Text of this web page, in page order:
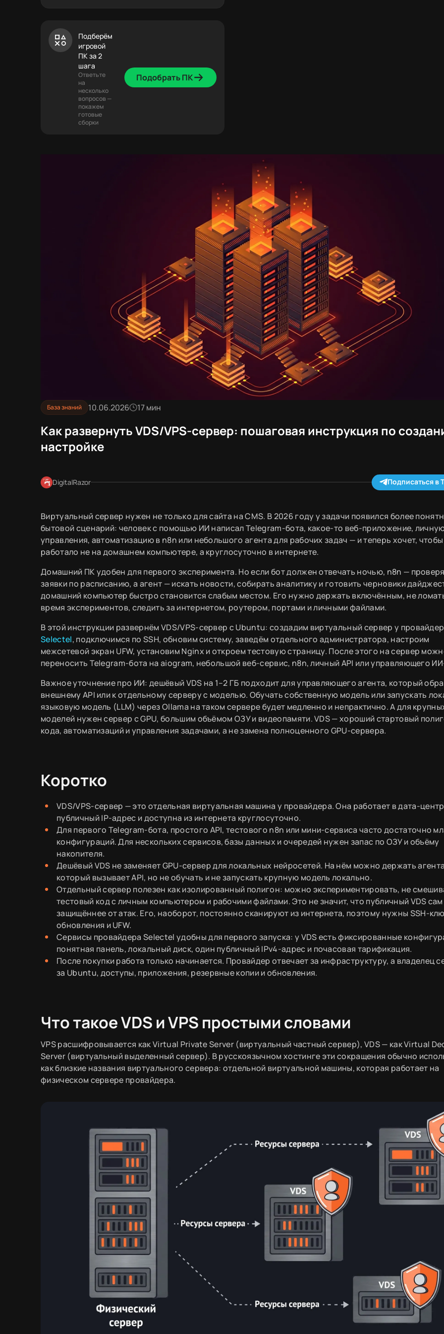
База знаний 10.06.2026 17 мин
Как развернуть VDS/VPS-сервер: пошаговая инструкция по
настройке
DigitalRazor Подписаться в
Заключение
Подберём
игровой
ПК за 2
шага
Ответьте
на
несколько
вопросов —
покажем
готовые
сборки
Подобрать ПК
Виртуальный сервер нужен не только для сайта на CMS. В 2026 году у задачи появился более
бытовой сценарий: человек с помощью ИИ написал Telegram-бота, какое-то веб-приложение,
управления, автоматизацию в n8n или небольшого агента для рабочих задач — и теперь хочет,
работало не на домашнем компьютере, а круглосуточно в интернете.
Домашний ПК удобен для первого эксперимента. Но если бот должен отвечать ночью, n8n —
заявки по расписанию, а агент — искать новости, собирать аналитику и готовить черновики
домашний компьютер быстро становится слабым местом. Его нужно держать включённым, не
время экспериментов, следить за интернетом, роутером, портами и личными файлами.
В этой инструкции развернём VDS/VPS-сервер с Ubuntu: создадим виртуальный сервер у
Selectel, подключимся по SSH, обновим систему, заведём отдельного администратора, настроим
межсетевой экран UFW, установим Nginx и откроем тестовую страницу. После этого на сервер
переносить Telegram-бота на aiogram, небольшой веб-сервис, n8n, личный API или управляющего
Важное уточнение про ИИ: дешёвый VDS на 1–2 ГБ подходит для управляющего агента, который
внешнему API или к отдельному серверу с моделью. Обучать собственную модель или запускать
языковую модель (LLM) через Ollama на таком сервере будет медленно и непрактично. А для
моделей нужен сервер с GPU, большим объёмом ОЗУ и видеопамяти. VDS — хороший стартовый
кода, автоматизаций и управления задачами, а не замена полноценного GPU-сервера.
Коротко
VDS/VPS-сервер — это отдельная виртуальная машина у провайдера. Она работает в дата-
публичный IP-адрес и доступна из интернета круглосуточно.
Для первого Telegram-бота, простого API, тестового n8n или мини-сервиса часто достаточно
конфигураций. Для нескольких сервисов, базы данных и очередей нужен запас по ОЗУ и объёму
накопителя.
Дешёвый VDS не заменяет GPU-сервер для локальных нейросетей. На нём можно держать
который вызывает API, но не обучать и не запускать крупную модель локально.
Отдельный сервер полезен как изолированный полигон: можно экспериментировать, не
тестовый код с личным компьютером и рабочими файлами. Это не значит, что публичный VDS
защищённее от атак. Его, наоборот, постоянно сканируют из интернета, поэтому нужны SSH-
обновления и UFW.
Сервисы провайдера Selectel удобны для первого запуска: у VDS есть фиксированные
понятная панель, локальный диск, один публичный IPv4-адрес и почасовая тарификация.
После покупки работа только начинается. Провайдер отвечает за инфраструктуру, а владелец
за Ubuntu, доступы, приложения, резервные копии и обновления.
Что такое VDS и VPS простыми словами
VPS расшифровывается как Virtual Private Server (виртуальный частный сервер), VDS — как Virtual
Server (виртуальный выделенный сервер). В русскоязычном хостинге эти сокращения обычно
как близкие названия виртуального сервера: отдельной виртуальной машины, которая работает на
физическом сервере провайдера.